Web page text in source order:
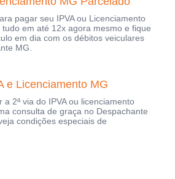
pagar seu IPVA ou Licenciamento
tudo em até 12x agora mesmo e fique
em dia com os débitos veiculares
MG.
e Licenciamento MG
a 2ª via do IPVA ou licenciamento
consulta de graça no Despachante
condições especiais de